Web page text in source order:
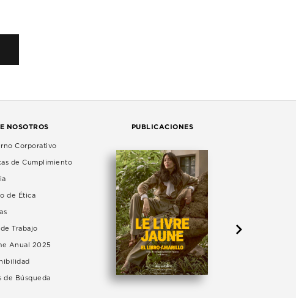
NOSOTROS
Corporativo
de Cumplimiento
de Ética
de Trabajo
Anual 2025
de Búsqueda
PUBLICACIONES